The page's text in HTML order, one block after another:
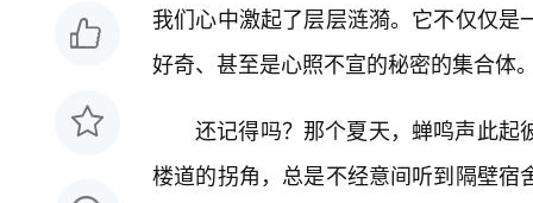
我们心中激起了层层涟漪。它不仅仅
好奇、甚至是心照不宣的秘密的集合体
还记得吗？那个夏天，蝉鸣声此起
楼道的拐角，总是不经意间听到隔壁